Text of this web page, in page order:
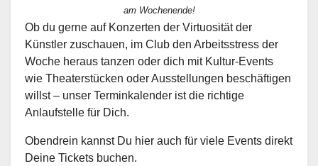
am Wochenende!
Ob du gerne auf Konzerten der Virtuosität der
Künstler zuschauen, im Club den Arbeitsstress der
Woche heraus tanzen oder dich mit Kultur-Events
wie Theaterstücken oder Ausstellungen beschäftigen
willst – unser Terminkalender ist die richtige
Anlaufstelle für Dich.
Obendrein kannst Du hier auch für viele Events direkt
Deine Tickets buchen.